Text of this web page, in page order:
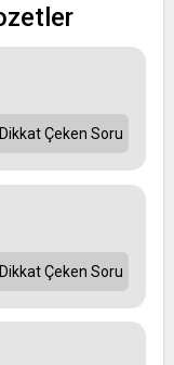
Dikkat Çeken Soru
Dikkat Çeken Soru